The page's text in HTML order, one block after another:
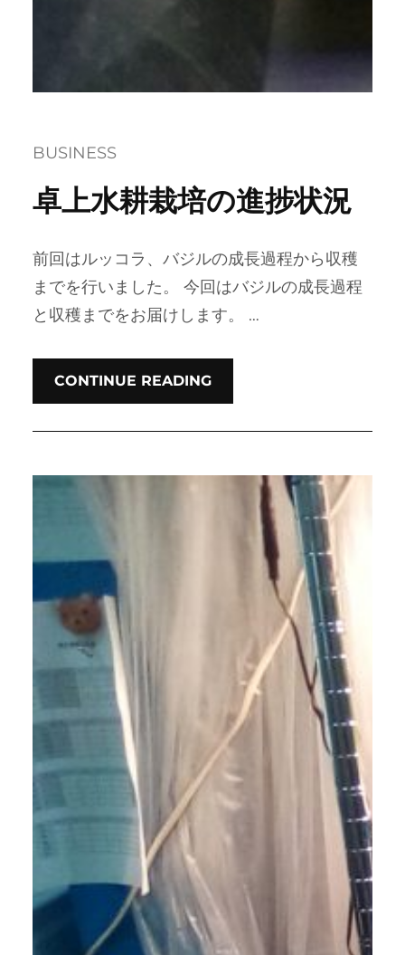
BUSINESS
卓上水耕栽培の進捗状況
前回はルッコラ、バジルの成長過程から収穫
までを行いました。 今回はバジルの成長過程
と収穫までをお届けします。 …
CONTINUE READING